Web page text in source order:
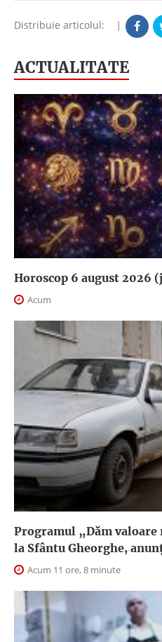
Distribuie articolul: |
ACTUALITATE
Horoscop 6 august 2026
Acum
Programul „Dăm
la Sfântu Gheorghe,
Acum 11 ore, 8 minute